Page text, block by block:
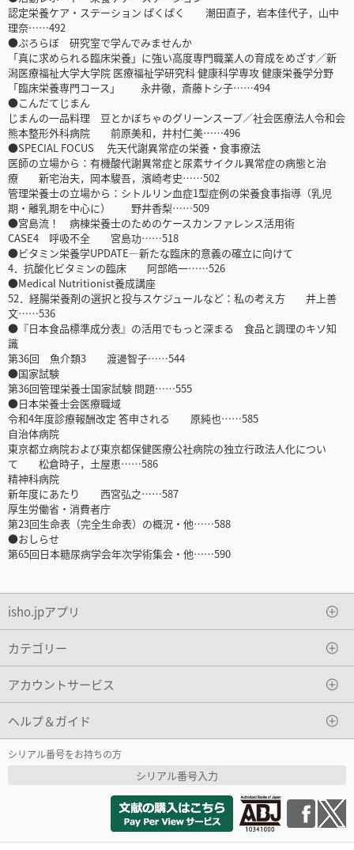
認定栄養ケア・ステーション ぱくぱく 潮田直子，岩本佳代子，山中
理奈……492
●ぷろらぼ 研究室で学んでみませんか
「真に求められる臨床栄養」に強い高度専門職業人の育成をめざす／新
潟医療福祉大学大学院 医療福祉学研究科 健康科学専攻 健康栄養学分野
「臨床栄養専門コース」 永井徹，斎藤トシ子……494
●こんだてじまん
じまんの一品料理 豆とかぼちゃのグリーンスープ／社会医療法人令和会
熊本整形外科病院 前原美和，井村仁美……496
●SPECIAL FOCUS 先天代謝異常症の栄養・食事療法
医師の立場から：有機酸代謝異常症と尿素サイクル異常症の病態と治
療 新宅治夫，岡本駿吾，濱崎考史……502
管理栄養士の立場から：シトルリン血症1型症例の栄養食事指導（乳児
期・離乳期を中心に） 野井香梨……509
●宮島流！ 病棟栄養士のためのケースカンファレンス活用術
CASE4 呼吸不全 宮島功……518
●ビタミン栄養学UPDATE―新たな臨床的意義の確立に向けて
4．抗酸化ビタミンの臨床 阿部皓一……526
●Medical Nutritionist養成講座
52．経腸栄養剤の選択と投与スケジュールなど：私の考え方 井上善
文……536
●『日本食品標準成分表』の活用でもっと深まる 食品と調理のキソ知
識
第36回 魚介類3 渡邊智子……544
●国家試験
第36回管理栄養士国家試験 問題……555
●日本栄養士会医療職域
令和4年度診療報酬改定 答申される 原純也……585
自治体病院
東京都立病院および東京都保健医療公社病院の独立行政法人化につい
て 松倉時子，土屋恵……586
精神科病院
新年度にあたり 西宮弘之……587
厚生労働省・消費者庁
第23回生命表（完全生命表）の概況・他……588
●おしらせ
第65回日本糖尿病学会年次学術集会・他……590
isho.jpアプリ
カテゴリー
アカウントサービス
ヘルプ＆ガイド
シリアル番号をお持ちの方
シリアル番号入力